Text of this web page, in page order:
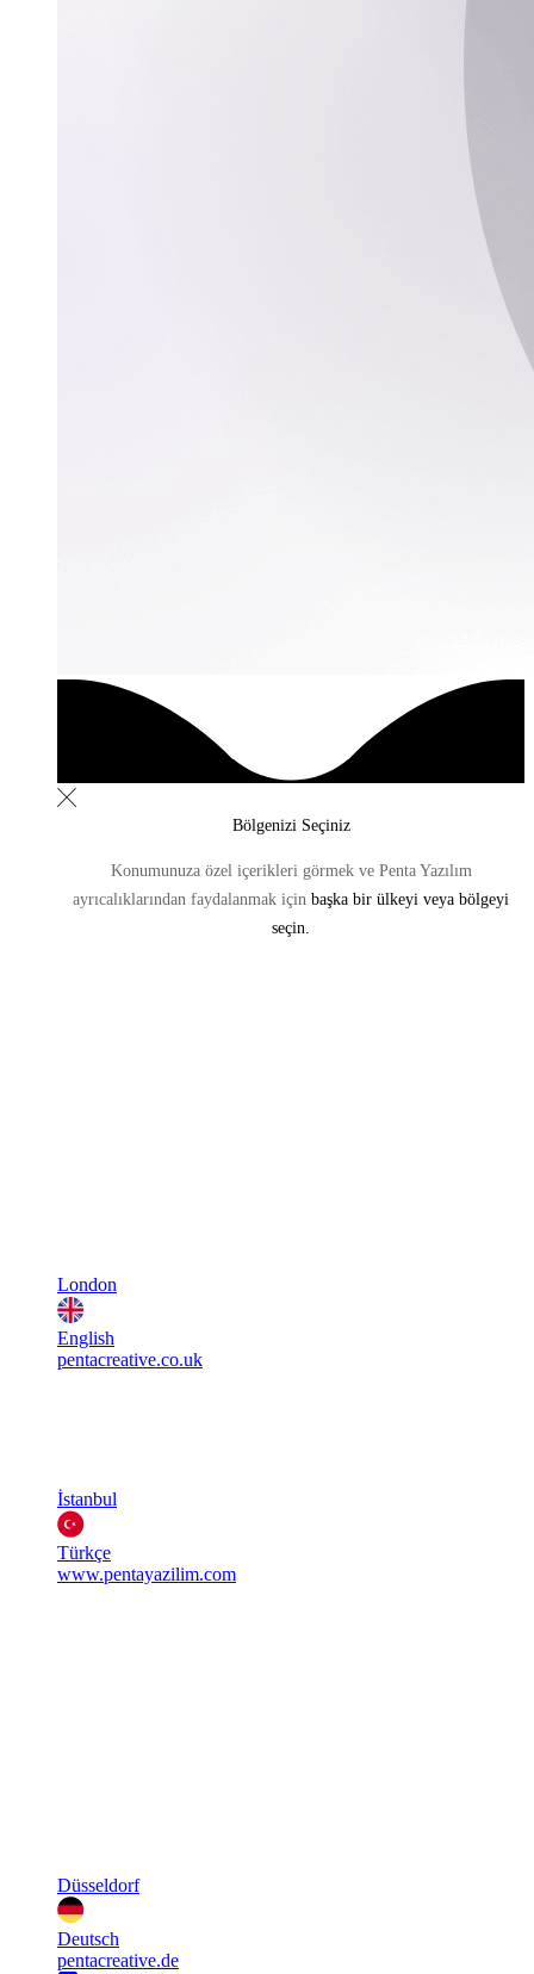
Bölgenizi Seçiniz
Konumunuza özel içerikleri görmek ve Penta Yazılım
ayrıcalıklarından faydalanmak için başka bir ülkeyi veya bölgeyi
seçin.
London
English
pentacreative.co.uk
İstanbul
Türkçe
www.pentayazilim.com
Düsseldorf
Deutsch
pentacreative.de